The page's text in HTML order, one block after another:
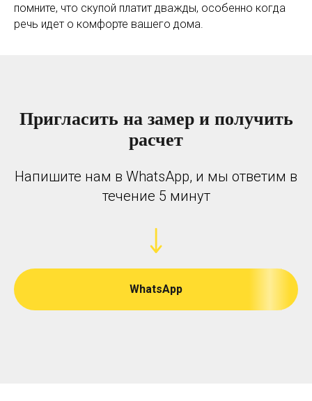
помните, что скупой платит дважды, особенно когда
речь идет о комфорте вашего дома.
Пригласить на замер и получить
расчет
Напишите нам в WhatsApp, и мы ответим в
течение 5 минут
WhatsApp